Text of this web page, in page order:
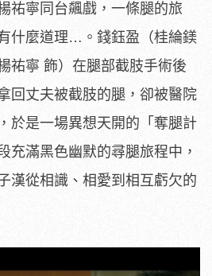
祐寧同台飆戲，一條腿的旅
什麼道理…。錢鈺盈（桂綸鎂
祐寧 飾）在腿部截肢手術後
回丈夫被截肢的腿，卻被醫院
於是一場異想天開的「奪腿計
充滿黑色幽默的尋腿旅程中，
漢從相識、相愛到相互虧欠的